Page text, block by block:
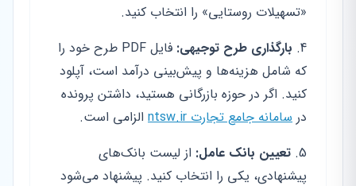
«تسهیلات روستایی» را انتخاب کنید.
بارگذاری طرح توجیهی:
فایل PDF طرح خود را
که شامل هزینه‌ها و پیش‌بینی درآمد است، آپلود
کنید. اگر در حوزه بازرگانی هستید، داشتن پرونده
در سامانه جامع تجارت ntsw.ir
الزامی است.
تعیین بانک عامل: از لیست بانک‌های
پیشنهادی، یکی را انتخاب کنید. پیشنهاد می‌شود